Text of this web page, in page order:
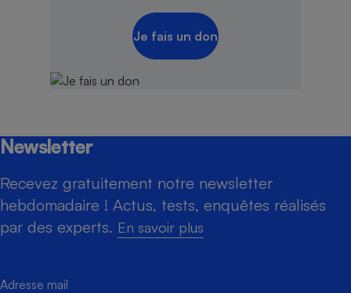
Je fais un don
Newsletter
Recevez gratuitement notre newsletter
hebdomadaire ! Actus, tests, enquêtes réalisés
par des experts. En savoir plus
Adresse mail